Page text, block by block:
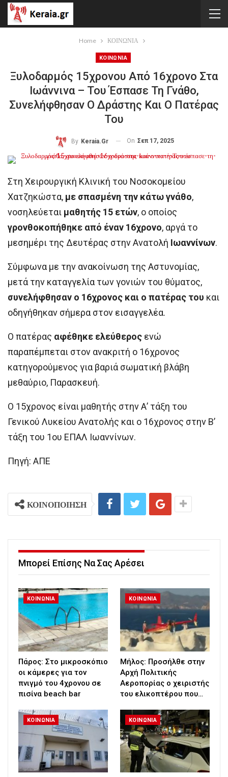
Home ΚΟΙΝΩΝΙΑ
ΚΟΙΝΩΝΙΑ
Ξυλοδαρμός 15χρονου Από 16χρονο Στα
Ιωάννινα – Του Έσπασε Τη Γνάθο,
Συνελήφθησαν Ο Δράστης Και Ο Πατέρας
Του
By Keraia.gr On Σεπ 17, 2025
Στη Χειρουργική Κλινική του Νοσοκομείου
Χατζηκώστα, με σπασμένη την κάτω γνάθο,
νοσηλεύεται μαθητής 15 ετών, ο οποίος
γρονθοκοπήθηκε από έναν 16χρονο, αργά το
μεσημέρι της Δευτέρας στην Ανατολή Ιωαννίνων.
Σύμφωνα με την ανακοίνωση της Αστυνομίας,
μετά την καταγγελία των γονιών του θύματος,
συνελήφθησαν ο 16χρονος και ο πατέρας του και
οδηγήθηκαν σήμερα στον εισαγγελέα.
Ο πατέρας αφέθηκε ελεύθερος ενώ
παραπέμπεται στον ανακριτή ο 16χρονος
κατηγορούμενος για βαριά σωματική βλάβη
μεθαύριο, Παρασκευή.
Ο 15χρονος είναι μαθητής στην Α’ τάξη του
Γενικού Λυκείου Ανατολής και ο 16χρονος στην Β’
τάξη του 1ου ΕΠΑΛ Ιωαννίνων.
Πηγή: ΑΠΕ
ΚΟΙΝΟΠΟΙΗΣΗ
Μπορεί Επίσης Να Σας Αρέσει
ΚΟΙΝΩΝΙΑ
Πάρος: Στο μικροσκόπιο
οι κάμερες για τον
πνιγμό του 4χρονου σε
πισίνα beach bar
ΚΟΙΝΩΝΙΑ
Μήλος: Προσήλθε στην
Αρχή Πολιτικής
Αεροπορίας ο χειριστής
του ελικοπτέρου που…
ΚΟΙΝΩΝΙΑ ΚΟΙΝΩΝΙΑ